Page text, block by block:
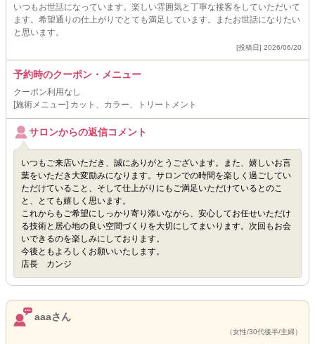
いつもお世話になっています。楽しい雰囲気と丁寧な接客をしていただいて
ます。希望通りの仕上がりでとても満足しています。またお世話になりたい
と思います。
[投稿日] 2026/06/20
予約時のクーポン・メニュー
クーポン利用なし
[施術メニュー] カット、カラー、トリートメント
サロンからの返信コメント
いつもご来店いただき、誠にありがとうございます。また、嬉しいお言
葉をいただき大変励みになります。サロンでの時間を楽しく過ごしてい
ただけていること、そして仕上がりにもご満足いただけているとのこ
と、とても嬉しく思います。
これからもご希望にしっかり寄り添いながら、安心してお任せいただけ
る技術と居心地の良い空間づくりを大切にしてまいります。次回もお会
いできるのを楽しみにしております。
今後ともよろしくお願いいたします。
店長 カンジ
aaaさん
（女性/30代後半/主婦）